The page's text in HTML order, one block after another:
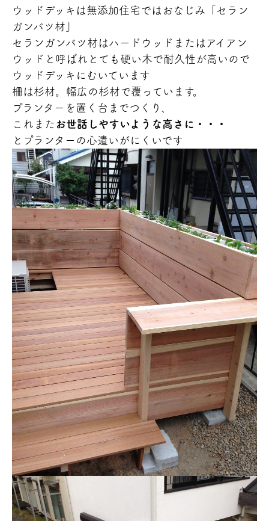
ウッドデッキは無添加住宅ではおなじみ「セラン
ガンバツ材」
セランガンバツ材はハードウッドまたはアイアン
ウッドと呼ばれとても硬い木で耐久性が高いので
ウッドデッキにむいています
柵は杉材。幅広の杉材で覆っています。
プランターを置く台までつくり、
これまた お世話しやすいような高さに・・・
とプランターの心遣いがにくいです